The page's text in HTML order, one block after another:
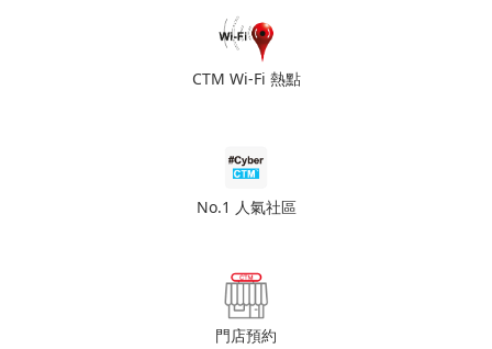
CTM Wi-Fi 熱點
No.1 人氣社區
門店預約